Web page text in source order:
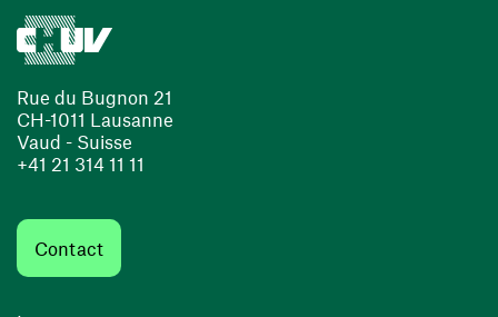
Rue du Bugnon 21
CH-1011 Lausanne
Vaud - Suisse
+41 21 314 11 11
Contact